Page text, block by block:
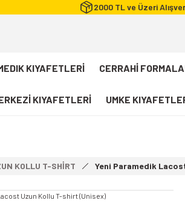
2000 TL ve Üzeri
KIYAFETLERİ CERRAHİ
KIYAFETLERİ UMKE
KOLLU T-SHİRT Yeni Paramedik